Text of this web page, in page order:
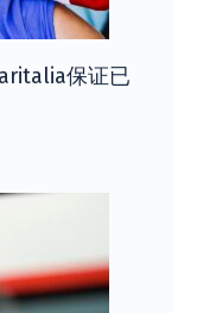
保证已